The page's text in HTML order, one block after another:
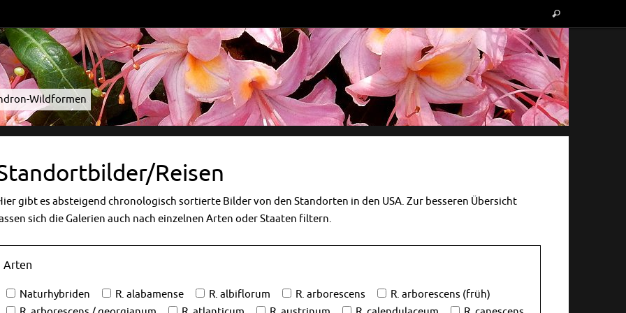
nach:
Suchen
Wildformen
Reisen
gibt es absteigend chronologisch sortierte Bilder von den Standorten in den USA. Zur besseren Übersicht
sich die Galerien auch nach einzelnen Arten oder Staaten filtern.
Arten
Naturhybriden R. alabamense R. albiflorum R. arborescens
R. arborescens (früh)